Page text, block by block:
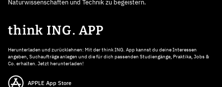
Naturwissenschaften und Technik zu begeistern.
think ING. APP
Herunterladen und zurücklehnen: Mit der think ING. App kannst du deine Interessen
angeben, Suchaufträge anlegen und die für dich passenden Studiengänge, Praktika, Jobs &
Co. erhalten. Jetzt herunterladen!
APPLE App Store